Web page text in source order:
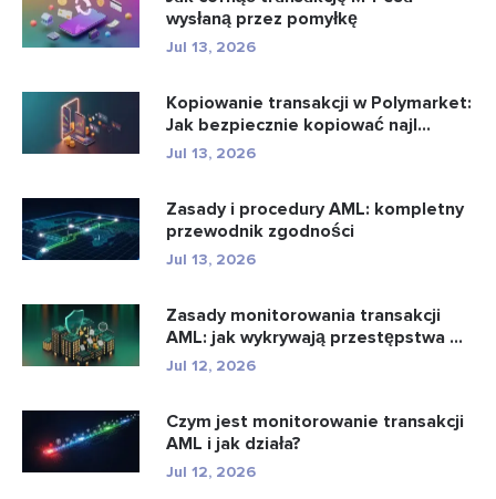
wysłaną przez pomyłkę
Jul 13, 2026
Kopiowanie transakcji w Polymarket:
Jak bezpiecznie kopiować najl...
Jul 13, 2026
Zasady i procedury AML: kompletny
przewodnik zgodności
Jul 13, 2026
Zasady monitorowania transakcji
AML: jak wykrywają przestępstwa ...
Jul 12, 2026
Czym jest monitorowanie transakcji
AML i jak działa?
Jul 12, 2026